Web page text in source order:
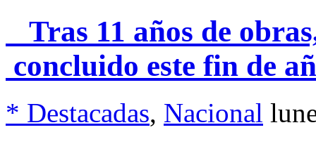
Tras 11 años de
concluido este fin de
* Destacadas, Nacional